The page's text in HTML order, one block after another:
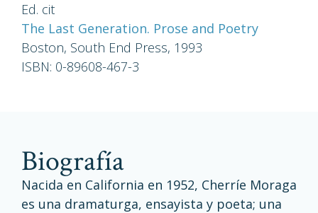
Ed. cit
The Last Generation. Prose and Poetry
Boston, South End Press, 1993
ISBN: 0-89608-467-3
biografía
Nacida en California en 1952, Cherríe Moraga
es una dramaturga, ensayista y poeta; una